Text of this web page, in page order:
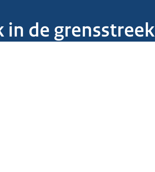
de grensstreek